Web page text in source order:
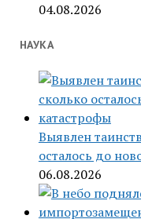
04.08.2026
НАУКА
Выявлен
осталось до
06.08.2026